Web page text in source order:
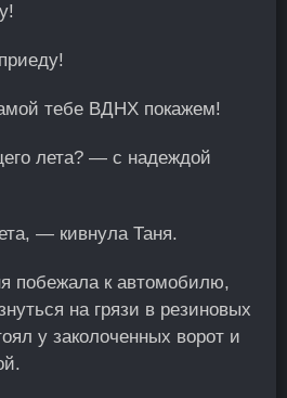
тебе ВДНХ покажем!
лета? — с надеждой
— кивнула Таня.
побежала к автомобилю,
на грязи в резиновых
у заколоченных ворот и